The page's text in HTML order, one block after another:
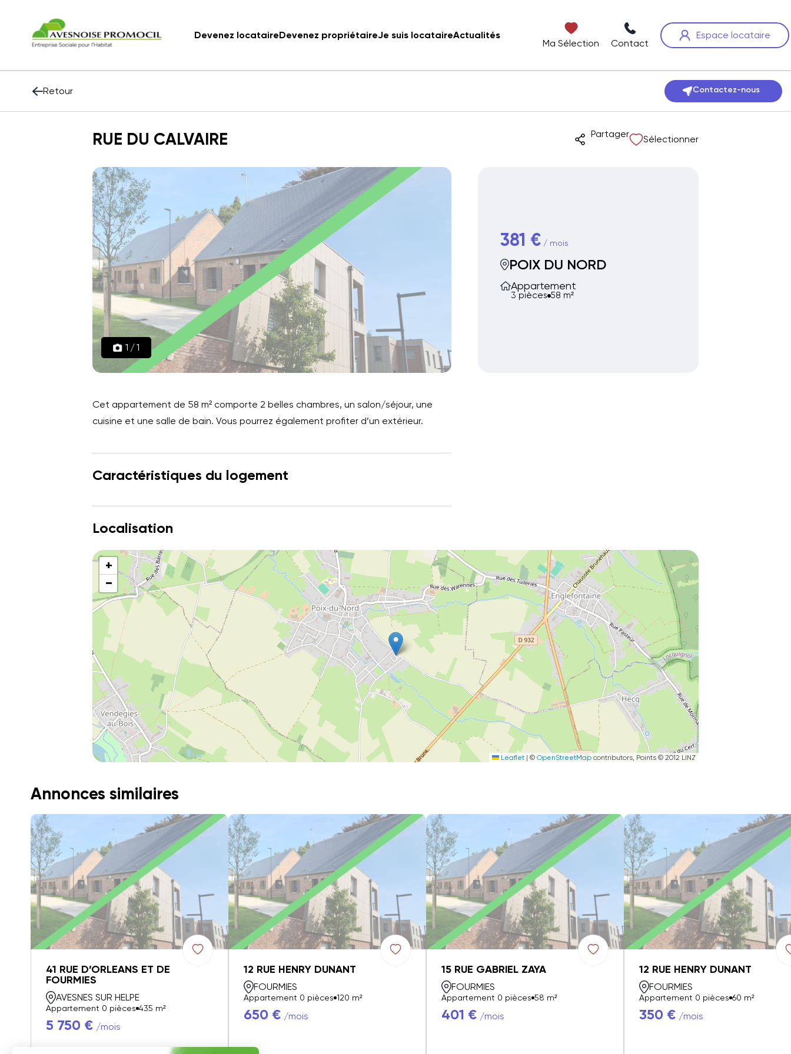
Devenez locataireDevenez propriétaireJe suis locataireActualités
Ma Sélection Contact
Espace locataire
Retour Contactez-nous
RUE DU CALVAIRE Partager Sélectionner
1 /1
381 €/ mois
POIX DU NORD
Appartement
3 pièces 58 m²
Cet appartement de 58 m² comporte 2 belles chambres, un salon/séjour, une
cuisine et une salle de bain. Vous pourrez également profiter d’un extérieur.
Caractéristiques du logement
Localisation
+
−
Leaflet | © OpenStreetMap contributors, Points © 2012 LINZ
Annonces similaires
41 RUE D’ORLEANS ET DE
FOURMIES
AVESNES SUR HELPE
Appartement 0 pièces 435 m²
5 750 € /mois
12 RUE HENRY DUNANT
FOURMIES
Appartement 0 pièces 120 m²
650 € /mois
15 RUE GABRIEL ZAYA
FOURMIES
Appartement 0 pièces 58 m²
401 € /mois
12 RUE HENRY DUNANT
FOURMIES
Appartement 0 pièces 60 m²
350 € /mois